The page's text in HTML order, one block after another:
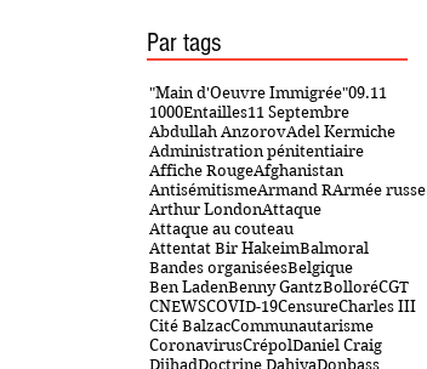
Par tags
"Main d'Oeuvre Immigrée"09.11
1000Entailles11 Septembre
Abdullah AnzorovAdel Kermiche
Administration pénitentiaire
Affiche RougeAfghanistan
AntisémitismeArmand RArmée russe
Arthur LondonAttaque
Attaque au couteau
Attentat Bir HakeimBalmoral
Bandes organiséesBelgique
Ben LadenBenny GantzBolloréCGT
CNEWSCOVID-19CensureCharles III
Cité BalzacCommunautarisme
CoronavirusCrépolDaniel Craig
DjihadDoctrine DahiyaDonbass